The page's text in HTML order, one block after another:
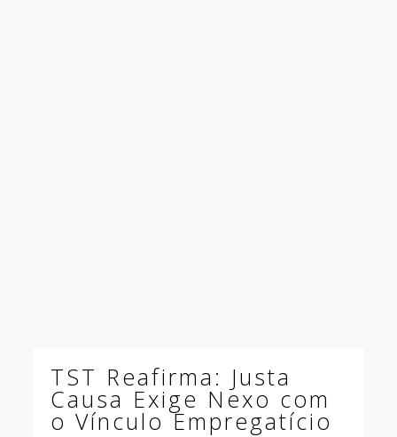
TST Reafirma: Justa
Causa Exige Nexo com
o Vínculo Empregatício